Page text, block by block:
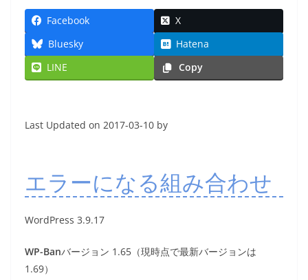
Facebook
X
Bluesky
Hatena
LINE
Copy
Last Updated on 2017-03-10 by
エラーになる組み合わせ
WordPress 3.9.17
WP-Banバージョン 1.65（現時点で最新バージョンは
1.69）